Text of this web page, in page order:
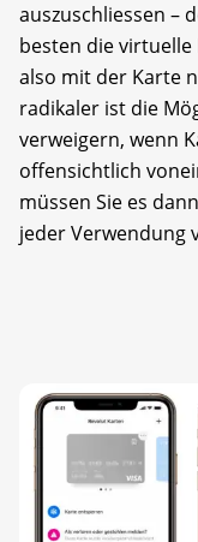
auszuschliessen –
besten die
also mit der Karte
radikaler ist die
verweigern, wenn
offensichtlich
müssen Sie es
jeder Verwendung